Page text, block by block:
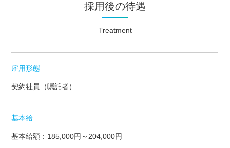
採用後の待遇
Treatment
雇用形態
契約社員（嘱託者）
基本給
基本給額：185,000円～204,000円